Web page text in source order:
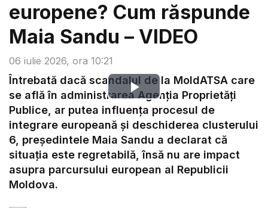
06 iulie 2026, ora 10:21
europene? Cum răspunde
Maia Sandu – VIDEO
Play
Video
Întrebată dacă scandalul de la MoldATSA care
se află în administrarea Agenția Proprietăți
Publice, ar putea influența procesul de
integrare europeană și deschiderea clusterului
6, președintele Maia Sandu a declarat că
situația este regretabilă, însă nu are impact
asupra parcursului european al Republicii
Moldova.